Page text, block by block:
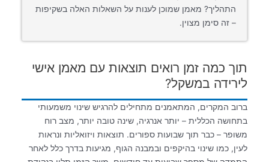
התהליך? מאמן שמוכן לענות על השאלות האלה בשקיפות
– זה סימן מצוין.
תוך כמה זמן רואים תוצאות עם מאמן אישי
לירידה במשקל?
ברוב המקרים, המתאמנים מתחילים להרגיש שינוי משמעותי
בתחושה הכללית – יותר אנרגיה, שינה טובה יותר, מצב רוח
משופר – כבר תוך שבועות ספורים. תוצאות ויזואליות ונראות
לעין, כמו שינוי בהיקפים ובמבנה הגוף, מגיעות בדרך כלל לאחר